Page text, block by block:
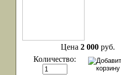
Цена 2 000 руб.
Количество: